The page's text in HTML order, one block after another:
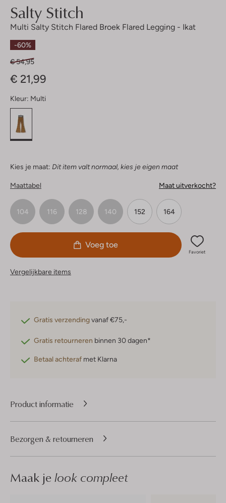
Salty Stitch
Multi Salty Stitch Flared Broek Flared Legging - Ikat
-60%
€ 54,95
€ 21,99
Kleur: Multi
Kies je maat: Dit item valt normaal, kies je eigen maat
Maattabel Maat uitverkocht?
104 116 128 140 152 164
Voeg toe
Favoriet
Vergelijkbare items
Gratis verzendingvanaf €75,-
Gratis retourneren binnen 30 dagen*
Betaal achteraf met Klarna
Product informatie
Bezorgen & retourneren
Maak je look compleet